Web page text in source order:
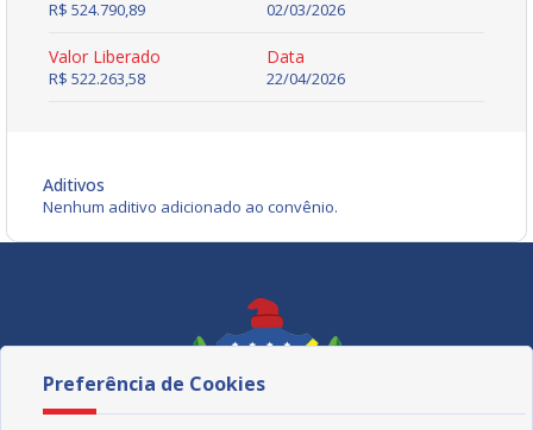
R$ 524.790,89 02/03/2026
Valor Liberado
R$ 522.263,58
Data
22/04/2026
Aditivos
Nenhum aditivo adicionado ao convênio.
Preferência de Cookies